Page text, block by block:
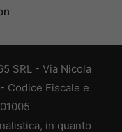
SRL - Via Nicola
Codice Fiscale e
in quanto